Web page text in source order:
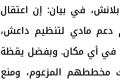
في بيان: إن اعتقال
دعم مادي لتنظيم داعش،
في أي مكان. وبفضل يقظة
مخططهم المزعوم، ومنع